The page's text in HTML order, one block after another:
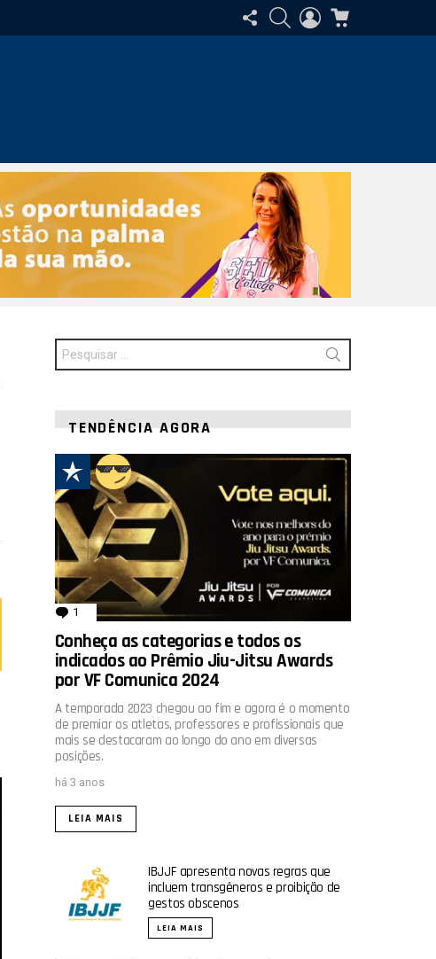
SIGA-
NOS
PESQUISAR
ENTRAR
Procurar
por:
TENDÊNCIA AGORA
1 comentário
Conheça as categorias e todos os
indicados ao Prêmio Jiu-Jitsu Awards
por VF Comunica 2024
A temporada 2023 chegou ao fim e agora é o momento
de premiar os atletas, professores e profissionais que
mais se destacaram ao longo do ano em diversas
posições.
há 3 anos
LEIA MAIS
IBJJF apresenta novas regras que
incluem transgêneros e proibição de
gestos obscenos
LEIA MAIS